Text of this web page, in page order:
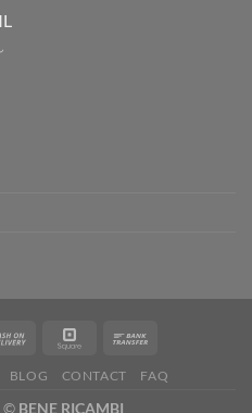
BLOG CONTACT FAQ
© BENE RICAMBI